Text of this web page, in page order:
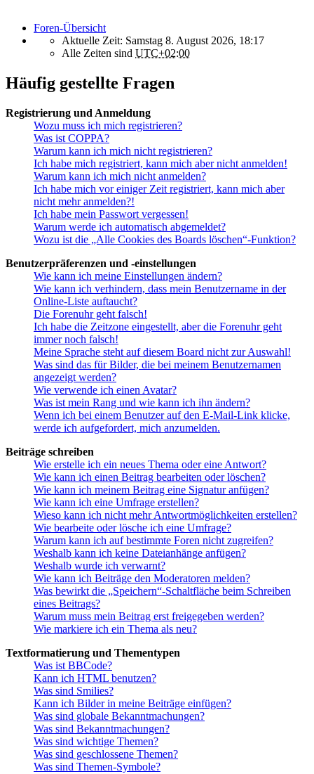
Foren-Übersicht
Aktuelle Zeit: Samstag 8. August 2026, 18:17
Alle Zeiten sind UTC+02:00
Häufig gestellte Fragen
Registrierung und Anmeldung
Wozu muss ich mich registrieren?
Was ist COPPA?
Warum kann ich mich nicht registrieren?
Ich habe mich registriert, kann mich aber nicht anmelden!
Warum kann ich mich nicht anmelden?
Ich habe mich vor einiger Zeit registriert, kann mich aber
nicht mehr anmelden?!
Ich habe mein Passwort vergessen!
Warum werde ich automatisch abgemeldet?
Wozu ist die „Alle Cookies des Boards löschen“-Funktion?
Benutzerpräferenzen und -einstellungen
Wie kann ich meine Einstellungen ändern?
Wie kann ich verhindern, dass mein Benutzername in der
Online-Liste auftaucht?
Die Forenuhr geht falsch!
Ich habe die Zeitzone eingestellt, aber die Forenuhr geht
immer noch falsch!
Meine Sprache steht auf diesem Board nicht zur Auswahl!
Was sind das für Bilder, die bei meinem Benutzernamen
angezeigt werden?
Wie verwende ich einen Avatar?
Was ist mein Rang und wie kann ich ihn ändern?
Wenn ich bei einem Benutzer auf den E-Mail-Link klicke,
werde ich aufgefordert, mich anzumelden.
Beiträge schreiben
Wie erstelle ich ein neues Thema oder eine Antwort?
Wie kann ich einen Beitrag bearbeiten oder löschen?
Wie kann ich meinem Beitrag eine Signatur anfügen?
Wie kann ich eine Umfrage erstellen?
Wieso kann ich nicht mehr Antwortmöglichkeiten erstellen?
Wie bearbeite oder lösche ich eine Umfrage?
Warum kann ich auf bestimmte Foren nicht zugreifen?
Weshalb kann ich keine Dateianhänge anfügen?
Weshalb wurde ich verwarnt?
Wie kann ich Beiträge den Moderatoren melden?
Was bewirkt die „Speichern“-Schaltfläche beim Schreiben
eines Beitrags?
Warum muss mein Beitrag erst freigegeben werden?
Wie markiere ich ein Thema als neu?
Textformatierung und Thementypen
Was ist BBCode?
Kann ich HTML benutzen?
Was sind Smilies?
Kann ich Bilder in meine Beiträge einfügen?
Was sind globale Bekanntmachungen?
Was sind Bekanntmachungen?
Was sind wichtige Themen?
Was sind geschlossene Themen?
Was sind Themen-Symbole?